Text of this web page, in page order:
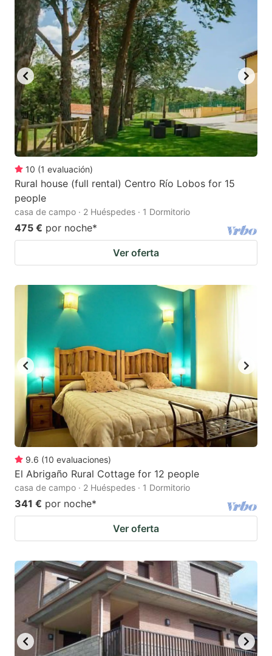
10 (1 evaluación)
Rural house (full rental) Centro Río Lobos for 15
people
casa de campo · 2 Huéspedes · 1 Dormitorio
475 € por noche*
Ver oferta
9.6 (10 evaluaciones)
El Abrigaño Rural Cottage for 12 people
casa de campo · 2 Huéspedes · 1 Dormitorio
341 € por noche*
Ver oferta